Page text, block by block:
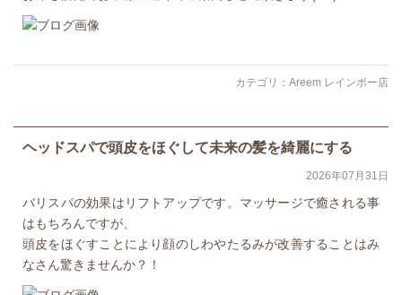
カテゴリ： Areem レインボー店
ヘッドスパで頭皮をほぐして未来の髪を綺麗にする
2026年07月31日
バリスパの効果はリフトアップです。マッサージで癒される事
はもちろんですが、
頭皮をほぐすことにより顔のしわやたるみが改善することはみ
なさん驚きませんか？！